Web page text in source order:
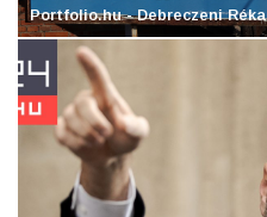
Portfolio.hu - Debreczeni Réka